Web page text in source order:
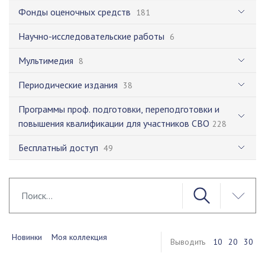
Фонды оценочных средств 181
Научно-исследовательские работы 6
Мультимедия 8
Периодические издания 38
Программы проф. подготовки, переподготовки и
повышения квалификации для участников СВО 228
Бесплатный доступ 49
Новинки Моя коллекция Выводить 10 20 30